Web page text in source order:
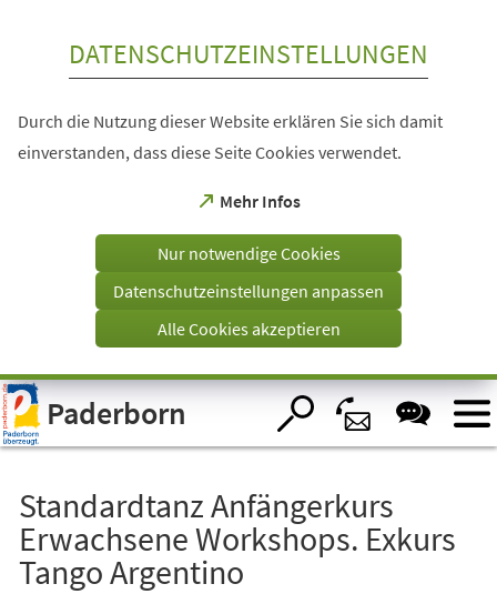
Visuelle
Assistenzsoftware
öffnen.
DATENSCHUTZEINSTELLUNGEN
Durch die Nutzung dieser Website erklären Sie sich damit
einverstanden, dass diese Seite Cookies verwendet.
Mehr Infos
(Öffnet
einem
Tab)
Nur notwendige Cookies
Datenschutzeinstellungen anpassen
Alle Cookies akzeptieren
Paderborn
Standardtanz Anfängerkurs
Erwachsene Workshops. Exkurs
Tango Argentino